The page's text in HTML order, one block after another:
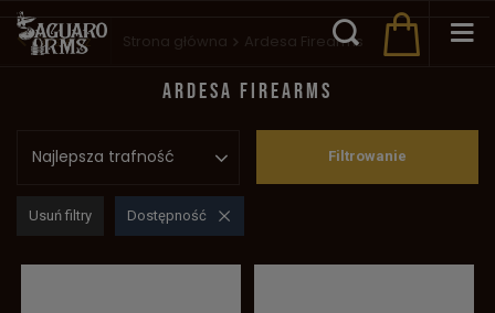
Wstecz Strona główna Ardesa Firearms
ARDESA FIREARMS
Najlepsza trafność Filtrowanie
Usuń filtry Dostępność